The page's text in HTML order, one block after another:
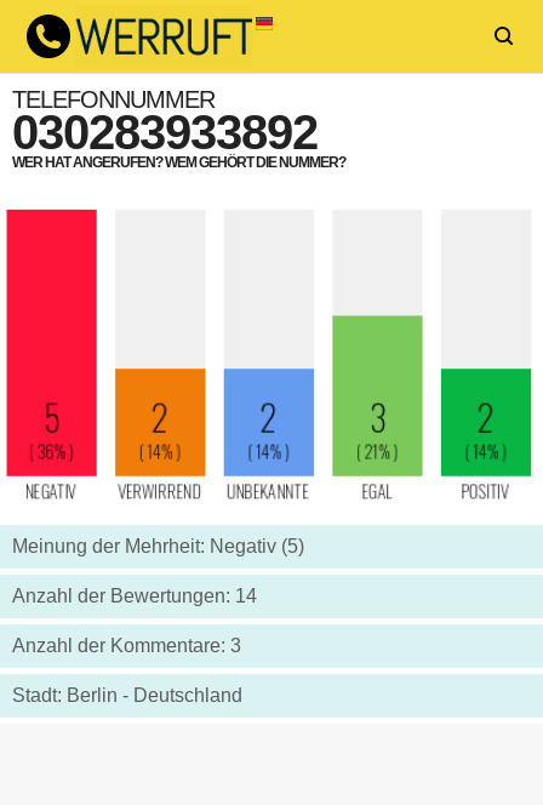
TELEFONNUMMER
030283933892
WER HAT ANGERUFEN? WEM GEHÖRT DIE NUMMER?
Meinung der Mehrheit: Negativ (5)
Anzahl der Bewertungen: 14
Anzahl der Kommentare: 3
Stadt: Berlin - Deutschland